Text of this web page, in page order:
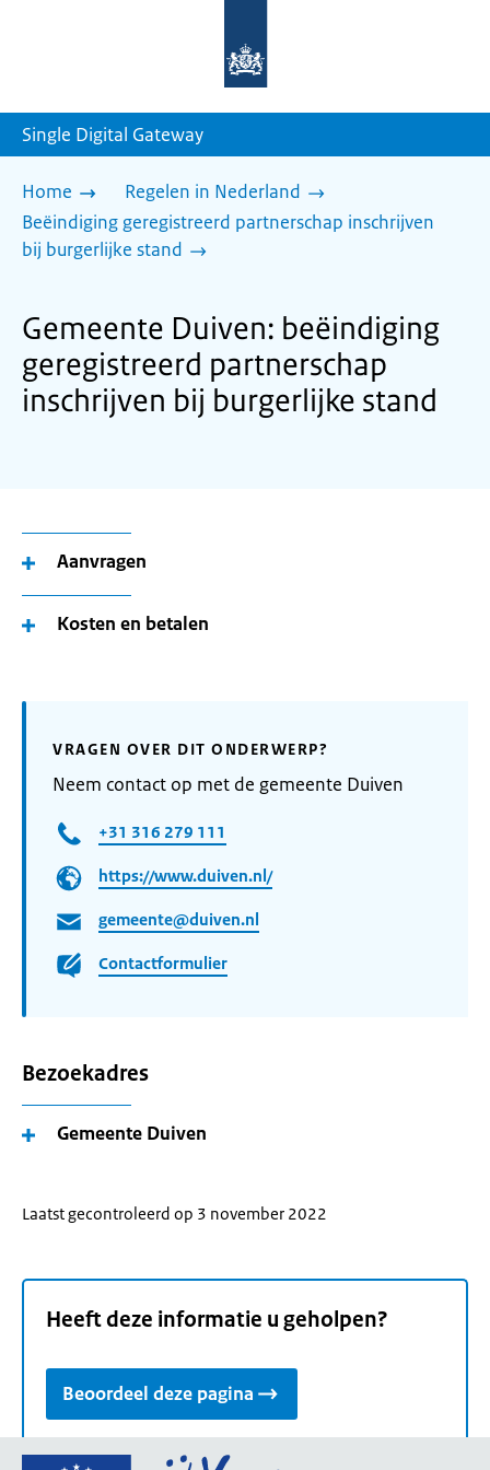
homepage
Single Digital Gateway
Home
Regelen in Nederland
Beëindiging geregistreerd partnerschap inschrijven
bij burgerlijke stand
Gemeente Duiven: beëindiging
geregistreerd partnerschap
inschrijven bij burgerlijke stand
Aanvragen
Kosten en betalen
VRAGEN OVER DIT ONDERWERP?
Neem contact op met de gemeente Duiven
+31 316 279 111
https://www.duiven.nl/
gemeente@duiven.nl
Contactformulier
Bezoekadres
Gemeente Duiven
Laatst gecontroleerd op 3 november 2022
Heeft deze informatie u geholpen?
Beoordeel deze pagina